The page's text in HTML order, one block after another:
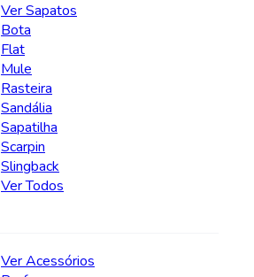
Ver Sapatos
Bota
Flat
Mule
Rasteira
Sandália
Sapatilha
Scarpin
Slingback
Ver Todos
Ver Acessórios